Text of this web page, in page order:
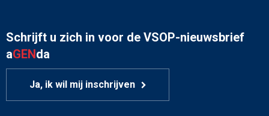
Schrijft u zich in voor de VSOP-nieuwsbrief
aGENda
Ja, ik wil mij inschrijven